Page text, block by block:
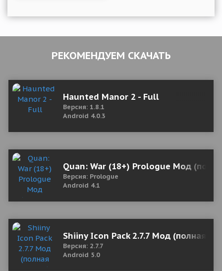
РЕКОМЕНДУЕМ СКАЧАТЬ
Haunted Manor 2 - Full
Версия: 1.8.1
Android 4.0.3
Quan: War (18+) Prologue Мод
Версия: Prologue
Android 4.1
Shiiny Icon Pack 2.7.7 Мод (полная
Версия: 2.7.7
Android 5.0